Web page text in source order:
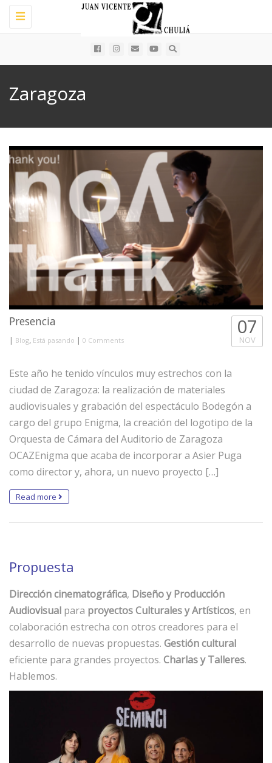
Toggle
navigation
Zaragoza
Presencia
| Blog, Está pasando | 0 Comments
07
NOV
Este año he tenido vínculos muy estrechos con la
ciudad de Zaragoza: la realización de materiales
audiovisuales y grabación del espectáculo Bodegón a
cargo del grupo Enigma, la creación del logotipo de la
Orquesta de Cámara del Auditorio de Zaragoza
OCAZEnigma que acaba de incorporar a Asier Puga
como director y, ahora, un nuevo proyecto […]
Read more
Propuesta
Dirección cinematográfica, Diseño y Producción
Audiovisual para proyectos Culturales y Artísticos, en
colaboración estrecha con otros creadores para el
desarrollo de nuevas propuestas. Gestión cultural
eficiente para grandes proyectos. Charlas y Talleres.
Hablemos.